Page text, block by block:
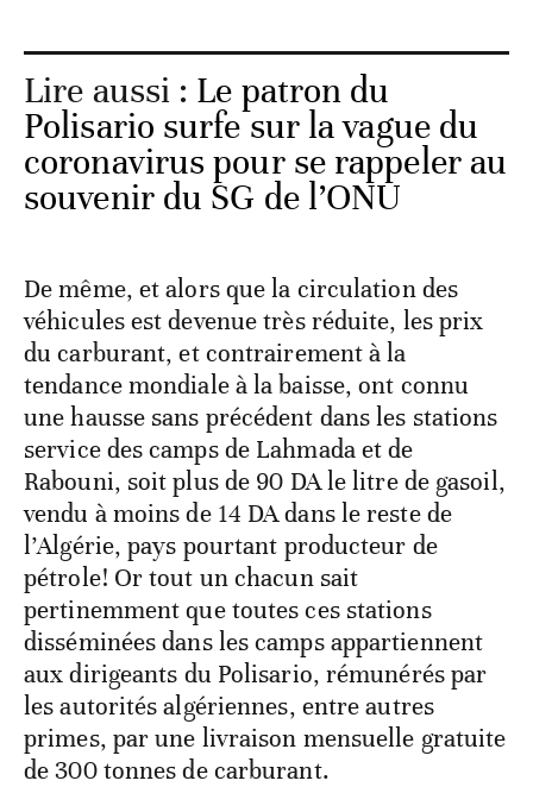
Lire aussi : Le patron du
Polisario surfe sur la vague du
coronavirus pour se rappeler au
souvenir du SG de l’ONU
De même, et alors que la circulation des
véhicules est devenue très réduite, les prix
du carburant, et contrairement à la
tendance mondiale à la baisse, ont connu
une hausse sans précédent dans les stations
service des camps de Lahmada et de
Rabouni, soit plus de 90 DA le litre de gasoil,
vendu à moins de 14 DA dans le reste de
l’Algérie, pays pourtant producteur de
pétrole! Or tout un chacun sait
pertinemment que toutes ces stations
disséminées dans les camps appartiennent
aux dirigeants du Polisario, rémunérés par
les autorités algériennes, entre autres
primes, par une livraison mensuelle gratuite
de 300 tonnes de carburant.